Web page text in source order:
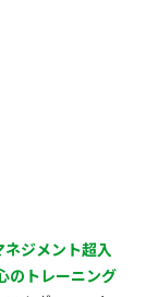
ジメント超入
のトレーニング